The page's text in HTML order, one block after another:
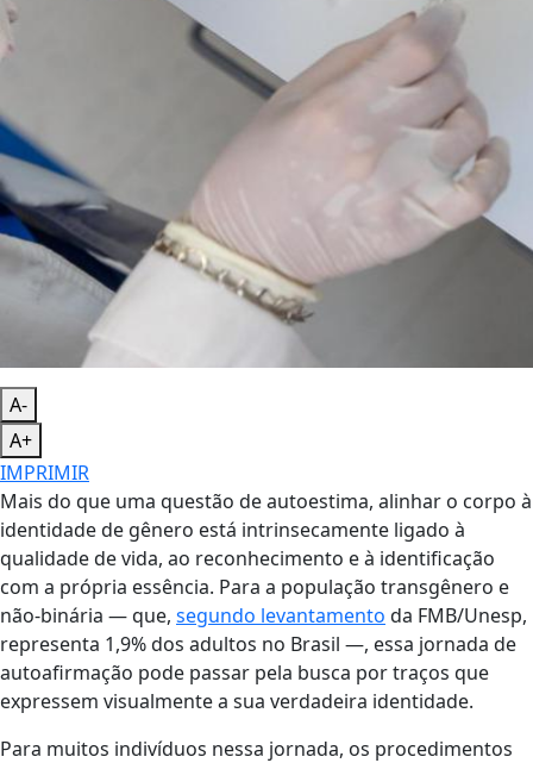
A-
A+
IMPRIMIR
Mais do que uma questão de autoestima, alinhar o corpo à
identidade de gênero está intrinsecamente ligado à
qualidade de vida, ao reconhecimento e à identificação
com a própria essência. Para a população transgênero e
não-binária — que, segundo levantamento da FMB/Unesp,
representa 1,9% dos adultos no Brasil —, essa jornada de
autoafirmação pode passar pela busca por traços que
expressem visualmente a sua verdadeira identidade.
Para muitos indivíduos nessa jornada, os procedimentos